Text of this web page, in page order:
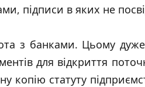
підписи в яких не
з банками. Цьому
для відкриття
копію статуту